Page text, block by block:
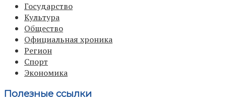
Государство
Культура
Общество
Официальная хроника
Регион
Спорт
Экономика
Полезные ссылки